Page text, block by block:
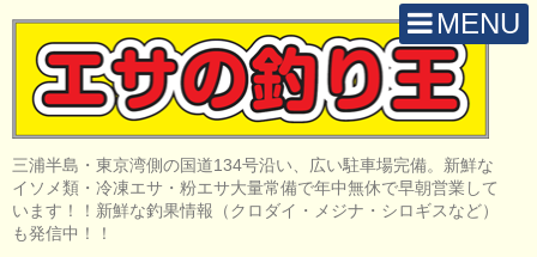
MENU
三浦半島・東京湾側の国道134号沿い、広い駐車場完備。新鮮な
イソメ類・冷凍エサ・粉エサ大量常備で年中無休で早朝営業して
います！！新鮮な釣果情報（クロダイ・メジナ・シロギスなど）
も発信中！！
H O M E
取 扱 商 品
釣 果 情 報